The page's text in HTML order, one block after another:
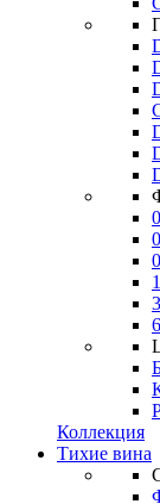
Коллекция
Тихие вина